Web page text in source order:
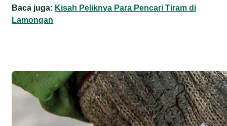
Baca juga: Kisah Peliknya Para Pencari Tiram di
Lamongan